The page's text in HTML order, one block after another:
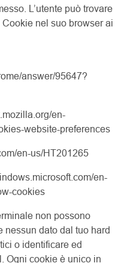
L’utente può trovare
nel suo browser ai
answer/95647?
en-
website-preferences
en-us/HT201265
en-
cookies
non possono
nessun dato dal tuo hard
o identificare ed
Ogni cookie è unico in